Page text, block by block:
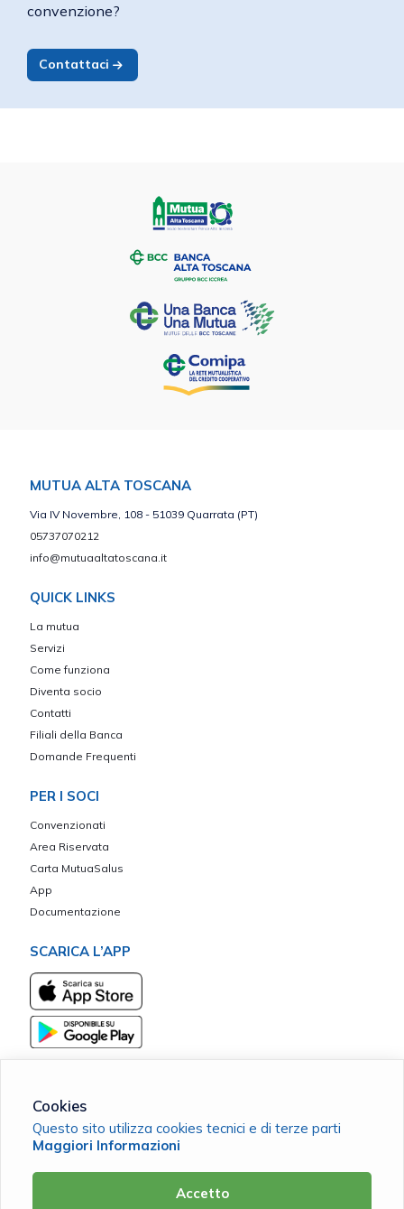
convenzione?
Contattaci
MUTUA ALTA TOSCANA
Via IV Novembre, 108 - 51039 Quarrata (PT)
05737070212
info@mutuaaltatoscana.it
QUICK LINKS
La mutua
Servizi
Come funziona
Diventa socio
Contatti
Filiali della Banca
Domande Frequenti
PER I SOCI
Convenzionati
Area Riservata
Carta MutuaSalus
App
Documentazione
SCARICA L’APP
Mutua Alta Toscana
C.F. 90063980479 |Cookie Policy
Cookies
Questo sito utilizza cookies tecnici e di terze parti
Maggiori Informazioni
Accetto